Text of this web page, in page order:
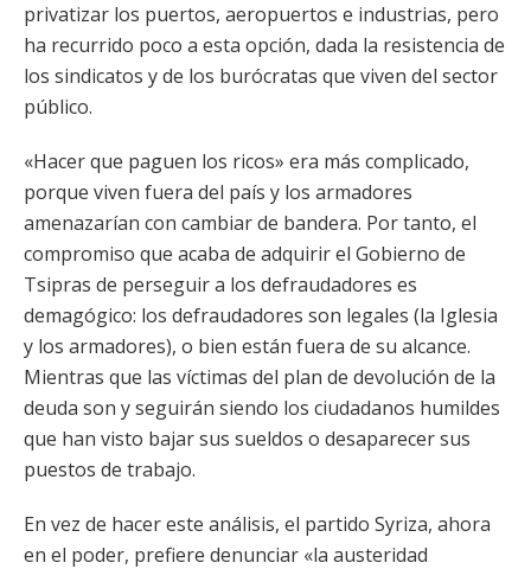
privatizar los puertos, aeropuertos e industrias, pero
ha recurrido poco a esta opción, dada la resistencia de
los sindicatos y de los burócratas que viven del sector
público.
«Hacer que paguen los ricos» era más complicado,
porque viven fuera del país y los armadores
amenazarían con cambiar de bandera. Por tanto, el
compromiso que acaba de adquirir el Gobierno de
Tsipras de perseguir a los defraudadores es
demagógico: los defraudadores son legales (la Iglesia
y los armadores), o bien están fuera de su alcance.
Mientras que las víctimas del plan de devolución de la
deuda son y seguirán siendo los ciudadanos humildes
que han visto bajar sus sueldos o desaparecer sus
puestos de trabajo.
En vez de hacer este análisis, el partido Syriza, ahora
en el poder, prefiere denunciar «la austeridad